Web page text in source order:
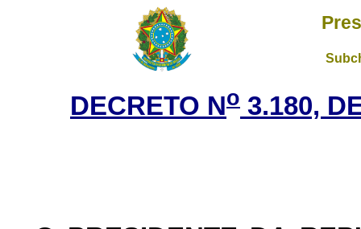
DECRETO No 3.180,